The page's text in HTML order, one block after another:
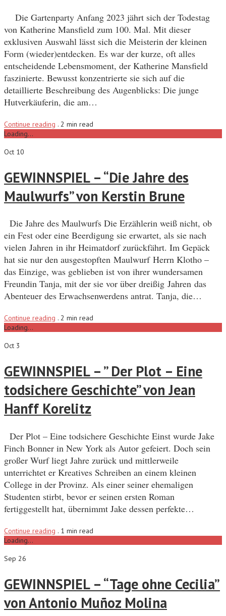
Die Gartenparty Anfang 2023 jährt sich der Todestag
von Katherine Mansfield zum 100. Mal. Mit dieser
exklusiven Auswahl lässt sich die Meisterin der kleinen
Form (wieder)entdecken. Es war der kurze, oft alles
entscheidende Lebensmoment, der Katherine Mansfield
faszinierte. Bewusst konzentrierte sie sich auf die
detaillierte Beschreibung des Augenblicks: Die junge
Hutverkäuferin, die am…
Continue reading . 2 min read
Loading...
Oct 10
GEWINNSPIEL – “Die Jahre des
Maulwurfs” von Kerstin Brune
Die Jahre des Maulwurfs Die Erzählerin weiß nicht, ob
ein Fest oder eine Beerdigung sie erwartet, als sie nach
vielen Jahren in ihr Heimatdorf zurückfährt. Im Gepäck
hat sie nur den ausgestopften Maulwurf Herrn Klotho –
das Einzige, was geblieben ist von ihrer wundersamen
Freundin Tanja, mit der sie vor über dreißig Jahren das
Abenteuer des Erwachsenwerdens antrat. Tanja, die…
Continue reading . 2 min read
Loading...
Oct 3
GEWINNSPIEL – ” Der Plot – Eine
todsichere Geschichte” von Jean
Hanff Korelitz
Der Plot – Eine todsichere Geschichte Einst wurde Jake
Finch Bonner in New York als Autor gefeiert. Doch sein
großer Wurf liegt Jahre zurück und mittlerweile
unterrichtet er Kreatives Schreiben an einem kleinen
College in der Provinz. Als einer seiner ehemaligen
Studenten stirbt, bevor er seinen ersten Roman
fertiggestellt hat, übernimmt Jake dessen perfekte…
Continue reading . 1 min read
Loading...
Sep 26
GEWINNSPIEL – “Tage ohne Cecilia”
von Antonio Muñoz Molina